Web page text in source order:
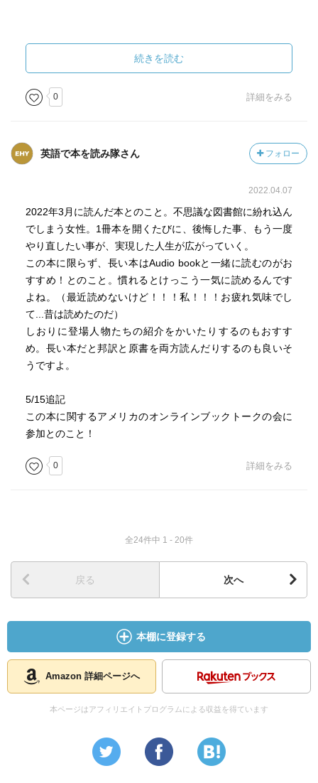
続きを読む
0 詳細をみる
英語で本を読み隊さん フォロー
2022.04.07
2022年3月に読んだ本とのこと。不思議な図書館に紛れ込ん
でしまう女性。1冊本を開くたびに、後悔した事、もう一度
やり直したい事が、実現した人生が広がっていく。
この本に限らず、長い本はAudio bookと一緒に読むのがお
すすめ！とのこと。慣れるとけっこう一気に読めるんです
よね。（最近読めないけど！！！私！！！お疲れ気味でし
て...昔は読めたのだ）
しおりに登場人物たちの紹介をかいたりするのもおすす
め。長い本だと邦訳と原書を両方読んだりするのも良いそ
うですよ。
5/15追記
この本に関するアメリカのオンラインブックトークの会に
参加とのこと！
0 詳細をみる
全24件中 1 - 20件
戻る 次へ
本棚に登録する
Amazon 詳細ページへ
本ページはアフィリエイトプログラムによる収益を得ています